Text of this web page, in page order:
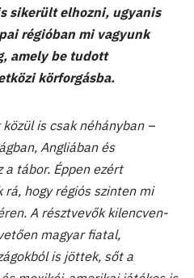
sikerült elhozni, ugyanis
régióban mi vagyunk
amely be tudott
körforgásba.
is csak néhányban –
Angliában és
a tábor. Éppen ezért
rá, hogy régiós szinten mi
A résztvevők kilencven-
magyar fiatal,
is jöttek, sőt a